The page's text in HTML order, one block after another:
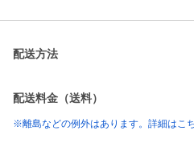
配送方法
配送料金（送料）
※離島などの例外はあります。詳細はこ